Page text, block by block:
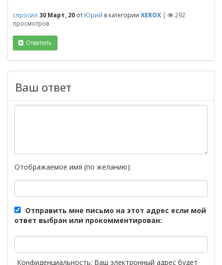
спросил 30 Март, 20 от Юрий в категории XEROX |
292
просмотров
Ответить
Ваш ответ
Отображаемое имя (по желанию):
Отправить мне письмо на этот адрес если мой
ответ выбран или прокомментирован:
Конфиденциальность: Ваш электронный адрес будет